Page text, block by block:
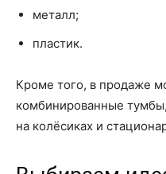
металл;
пластик.
Кроме того, в продаже
комбинированные
на колёсиках и